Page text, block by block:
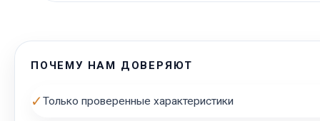
ПОЧЕМУ НАМ ДОВЕРЯЮТ
✓Только проверенные характеристики